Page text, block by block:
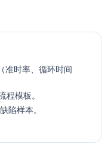
准时率、循环时间
模板。
陷样本。